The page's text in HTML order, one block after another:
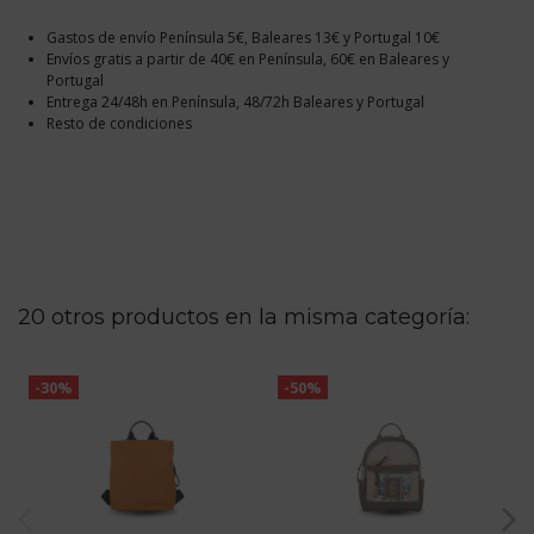
Gastos de envío Península 5€, Baleares 13€ y Portugal 10€
Envíos gratis a partir de 40€ en Península, 60€ en Baleares y
Portugal
Entrega 24/48h en Península, 48/72h Baleares y Portugal
Resto de condiciones
20 otros productos en la misma categoría:
-30% -50%